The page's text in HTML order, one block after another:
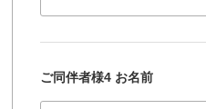
ご同伴者様4 お名前